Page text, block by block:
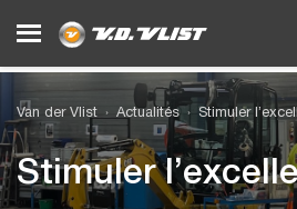
Van der Vlist Actualités Stimuler
Stimuler